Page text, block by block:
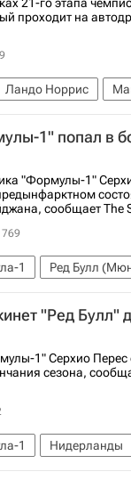
21-го этапа
проходит на
Ландо Норрис
1" попал в
"Формулы-1"
сообщает The
769
1 Ред Булл
"Ред Булл"
1" Серхио Перес
сезона,
1 Нидерланды